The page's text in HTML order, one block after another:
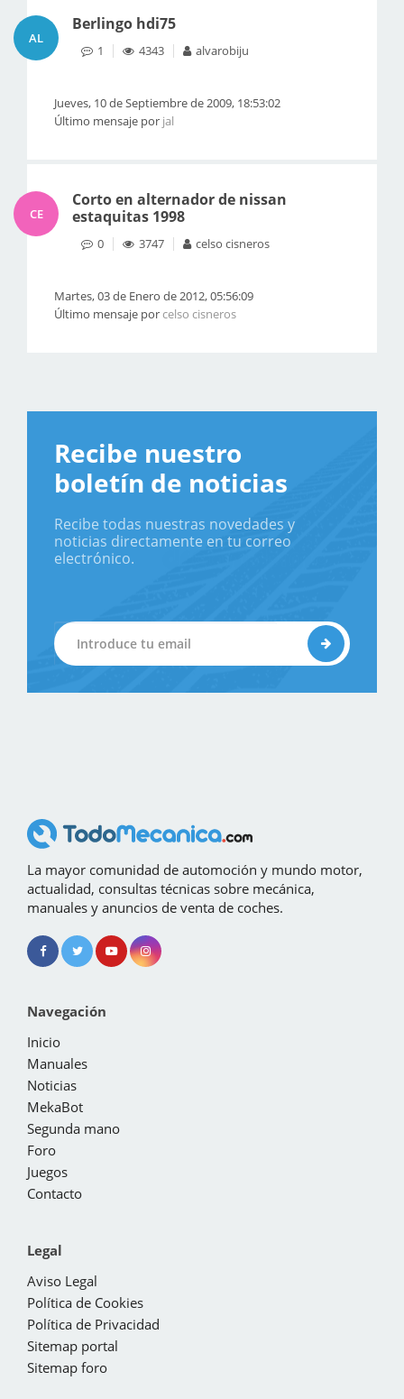
AL
Berlingo hdi75
1 4343 alvarobiju
Jueves, 10 de Septiembre de 2009, 18:53:02
Último mensaje por jal
CE
Corto en alternador de nissan
estaquitas 1998
0 3747 celso cisneros
Martes, 03 de Enero de 2012, 05:56:09
Último mensaje porcelso cisneros
Recibe nuestro
boletín de noticias
Recibe todas nuestras novedades y
noticias directamente en tu correo
electrónico.
La mayor comunidad de automoción y mundo motor,
actualidad, consultas técnicas sobre mecánica,
manuales y anuncios de venta de coches.
Navegación
Inicio
Manuales
Noticias
MekaBot
Segunda mano
Foro
Juegos
Contacto
Legal
Aviso Legal
Política de Cookies
Política de Privacidad
Sitemap portal
Sitemap foro